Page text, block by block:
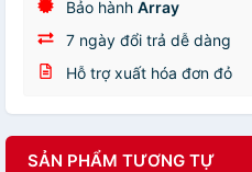
Bảo hành Array
7 ngày đổi trả dễ dàng
Hỗ trợ xuất hóa đơn đỏ
SẢN PHẨM TƯƠNG TỰ